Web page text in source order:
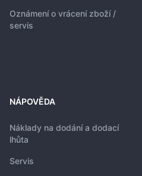
Oznámení o vrácení zboží /
servis
NÁPOVĚDA
Náklady na dodání a dodací
lhůta
Servis